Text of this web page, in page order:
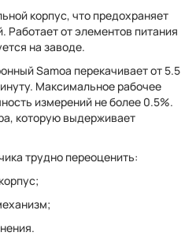
корпус, что предохраняет
от элементов питания
на заводе.
Samoa перекачивает от 5.5
Максимальное рабочее
измерений не более 0.5%.
которую выдерживает
трудно переоценить: